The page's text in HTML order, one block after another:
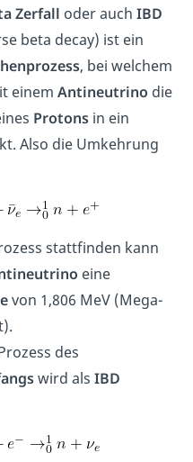
Zerfall oder auchIBD
beta decay) ist ein
, bei welchem
einemAntineutrino die
Protons in ein
Also die Umkehrung
stattfinden kann
eine
von 1,806 MeV (Mega-
des
wird alsIBD